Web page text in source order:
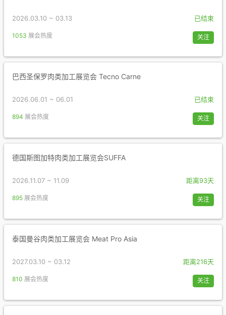
2026.03.10 ~ 03.13 已结束
1053 展会热度 关注
巴西圣保罗肉类加工展览会 Tecno Carne
2026.06.01 ~ 06.01 已结束
894 展会热度 关注
德国斯图加特肉类加工展览会SUFFA
2026.11.07 ~ 11.09 距离93天
895 展会热度 关注
泰国曼谷肉类加工展览会 Meat Pro Asia
2027.03.10 ~ 03.12 距离216天
810 展会热度 关注